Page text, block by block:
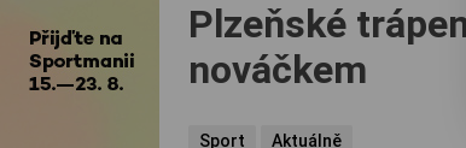
Plzeňské
nováčkem
Sport Aktuálně